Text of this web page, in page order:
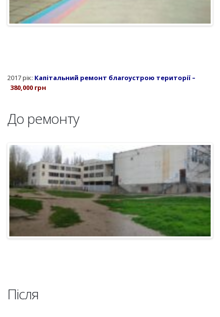
Капітальний ремонт благоустрою території –
380,000 грн
До ремонту
Після